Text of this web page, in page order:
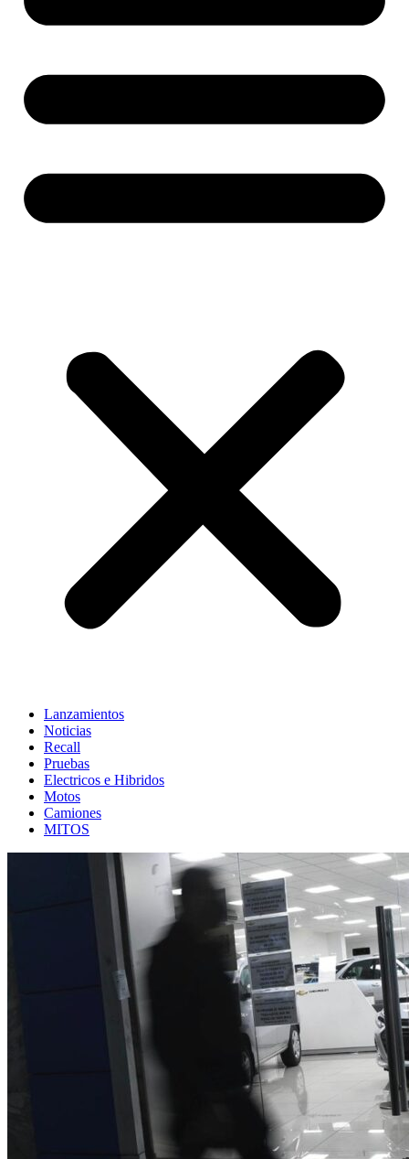
Lanzamientos
Noticias
Recall
Pruebas
Electricos e Hibridos
Motos
Camiones
MITOS